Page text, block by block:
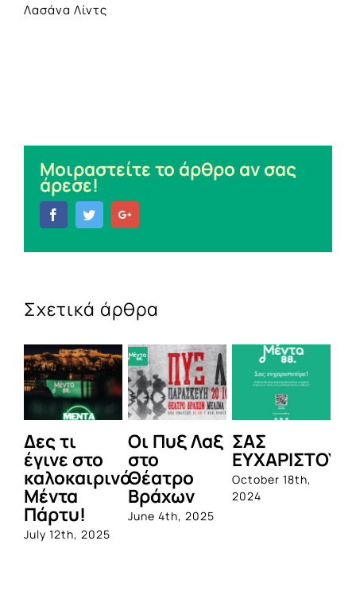
Λασάνα Λίντς
Μοιραστείτε το άρθρο αν σας
άρεσε!
FacebookTwitter
Σχετικά άρθρα
στο
2025
Οι Πυξ Λαξ
στο
Θέατρο
Βράχων
June 4th, 2025
ΣΑΣ
ΕΥΧΑΡΙΣΤΟΥΜΕ!
October 18th,
2024
1η